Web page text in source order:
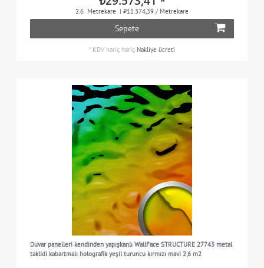
2.6 Metrekare | ₺11.374,39 / Metrekare
Sepete
* KDV hariç hariç Nakliye ücreti
Duvar panelleri kendinden yapışkanlı WallFace STRUCTURE 27743 metal
taklidi kabartmalı holografik yeşil turuncu kırmızı mavi 2,6 m2